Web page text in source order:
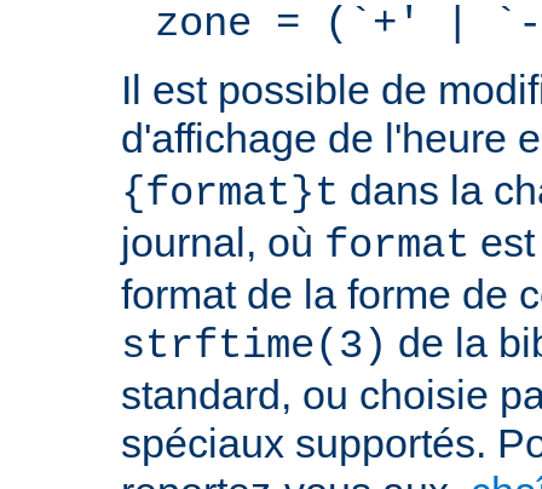
zone = (`+' |
Il est possible de
d'affichage de l'heure
{format}t dans la
journal, où format
format de la forme de
strftime(3) de la
standard, ou choisie
spéciaux supportés.